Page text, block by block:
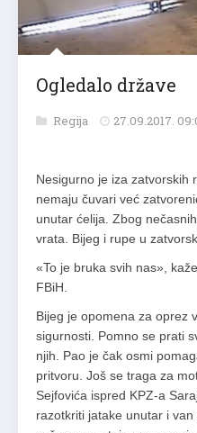
Ogledalo države
Regija 27.09.2017.
Nesigurno je iza zatvorskih
nemaju čuvari već
unutar ćelija. Zbog
vrata. Bijeg i rupe u
«To je bruka svih nas»,
FBiH.
Bijeg je opomena za oprez
sigurnosti. Pomno se prati
njih. Pao je čak osmi
pritvoru. Još se traga za
Sejfovića ispred KPZ-a
razotkriti jatake unutar i